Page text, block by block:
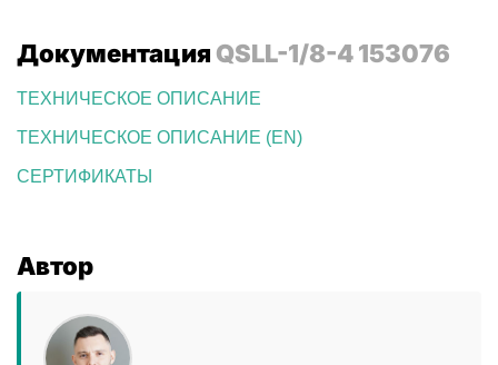
Документация QSLL-1/8-4 153076
ТЕХНИЧЕСКОЕ ОПИСАНИЕ
ТЕХНИЧЕСКОЕ ОПИСАНИЕ (EN)
СЕРТИФИКАТЫ
Автор